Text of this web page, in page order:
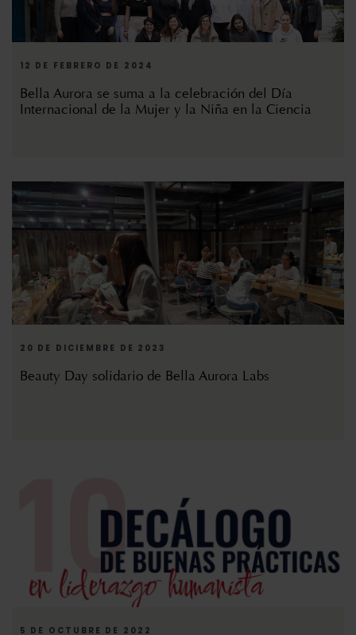
12 DE FEBRERO DE 2024
Bella Aurora se suma a la celebración del Día
Internacional de la Mujer y la Niña en la Ciencia
20 DE DICIEMBRE DE 2023
Beauty Day solidario de Bella Aurora Labs
5 DE OCTUBRE DE 2022